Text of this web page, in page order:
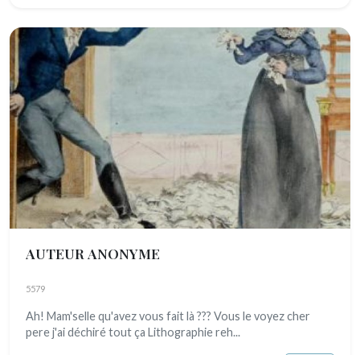
AUTEUR ANONYME
5579
Ah! Mam'selle qu'avez vous fait là ??? Vous le voyez cher
pere j'ai déchiré tout ça Lithographie reh...